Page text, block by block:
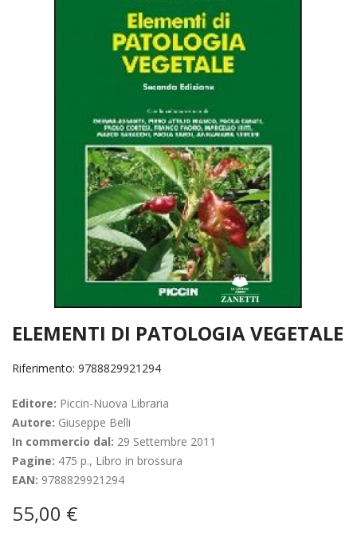
ELEMENTI DI PATOLOGIA VEGETALE
Riferimento: 9788829921294
Editore: Piccin-Nuova Libraria
Autore: Giuseppe Belli
In commercio dal: 29 Settembre 2011
Pagine: 475 p., Libro in brossura
EAN: 9788829921294
55,00 €